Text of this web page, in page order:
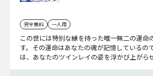
完全無料 一人用
この世には特別な縁を持った唯一無二の運命
す。その運命はあなたの魂が記憶しているの
は、あなたのツインレイの姿を浮かび上がら